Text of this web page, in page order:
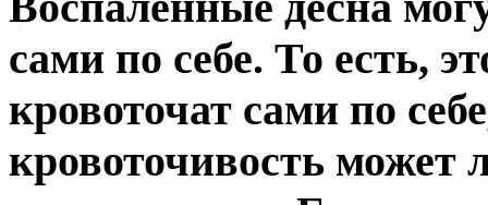
сами по себе. То есть,
кровоточат сами по
кровоточивость может